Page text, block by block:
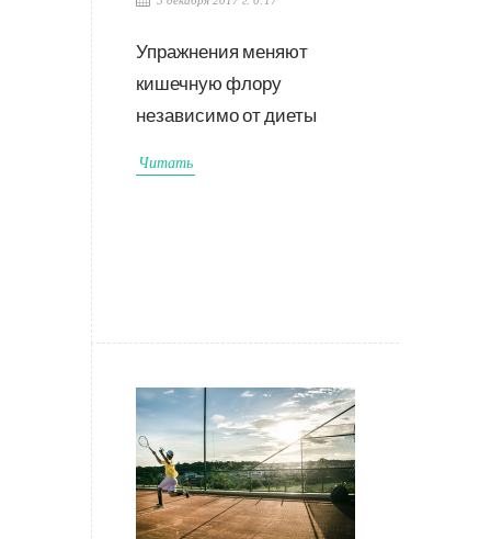
Упражнения меняют
кишечную флору
независимо от диеты
Читать